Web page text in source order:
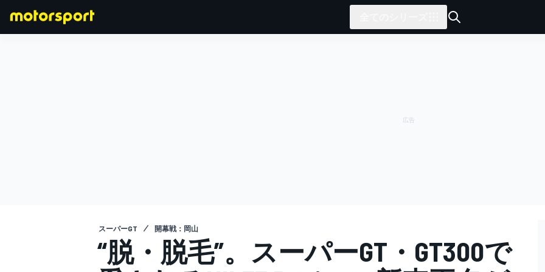
スーパーGT 開幕戦：岡山
“脱・脱毛”。スーパーGT・GT300で